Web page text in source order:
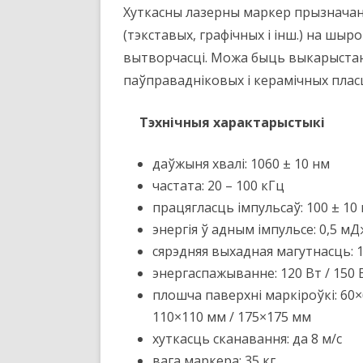
СУПРАЦОЎНІЦТВА
ГАЛАЎНЫЯ УСТАНОВЫ
АДДЗЯЛЕННЕ
МАТЭМАТЫКІ І
ДЫСЕРТАЦЫЙ
НАВУКОВЫЯ САВЕТЫ ПА
САВЕТ МАЛАДЫХ
БЕЛАРУСКАЕ ФІЗІЧНАЕ
ТАВАРЫСТВА
ПРАФСАЮЗ
Хуткасны лазерны маркер
(тэкставых, графічных і інш.) на
вытворчасці. Можа быць
паўправадніковых і керамічных
Тэхнічныя характарыстыкі
даўжыня хвалі: 1060 ± 10 нм
частата: 20 – 100 кГц
працягласць імпульсаў: 100 ± 10
энергія ў адным імпульсе: 0,5
сярэдняя выхадная магутнасць:
энергаспажыванне: 120 Вт / 150
плошча паверхні маркіроўкі:
110×110 мм / 175×175 мм
хуткасць сканавання: да 8 м/с